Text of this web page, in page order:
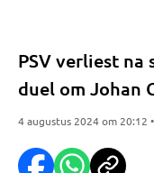
PSV verliest na
duel om Johan
4 augustus 2024 om 20:12